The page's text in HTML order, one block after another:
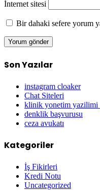
İnternet sitesi
Bir dahaki sefere yorum
Son Yazılar
instagram cloaker
Chat Siteleri
klinik yonetim yazilimi
denklik başvurusu
ceza avukatı
Kategoriler
İş Fikirleri
Kredi Notu
Uncategorized